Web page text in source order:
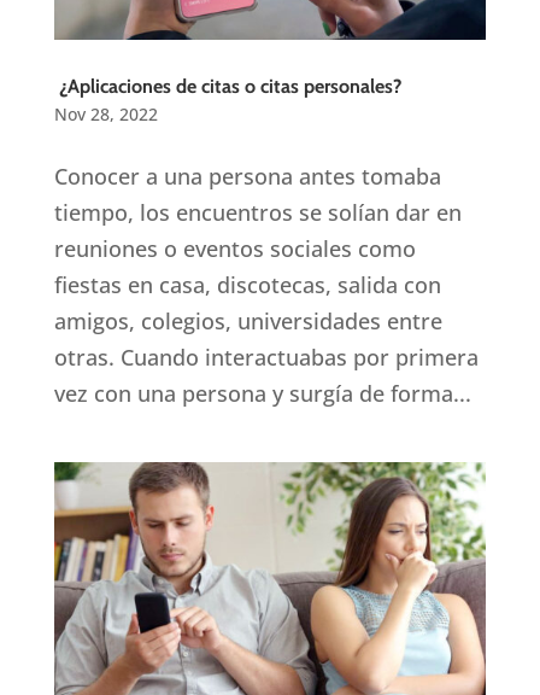
¿Aplicaciones de citas o citas personales?
Nov 28, 2022
Conocer a una persona antes tomaba
tiempo, los encuentros se solían dar en
reuniones o eventos sociales como
fiestas en casa, discotecas, salida con
amigos, colegios, universidades entre
otras. Cuando interactuabas por primera
vez con una persona y surgía de forma...